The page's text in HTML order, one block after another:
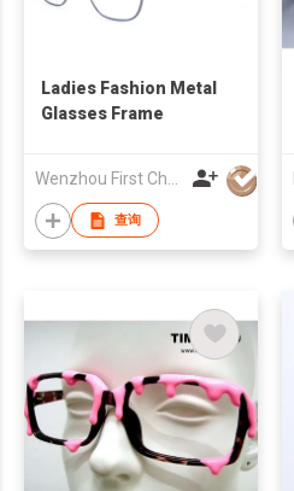
Ladies Fashion Metal
Glasses Frame
Wenzhou First Choice Import & Export Co., Ltd.
查询